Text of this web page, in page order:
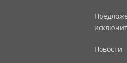
Новости